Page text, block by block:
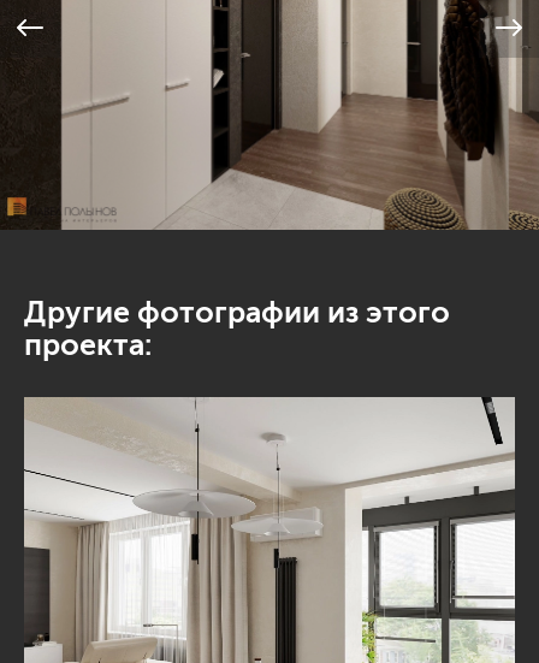
Другие фотографии из этого
проекта: